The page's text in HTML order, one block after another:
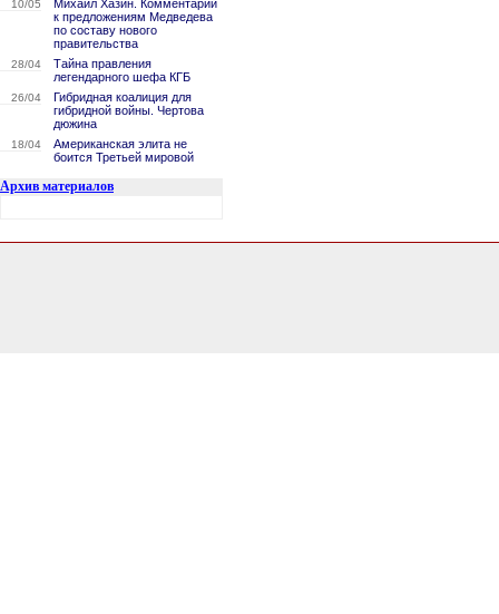
10/05
Михаил Хазин. Комментарий
к предложениям Медведева
по составу нового
правительства
28/04
Тайна правления
легендарного шефа КГБ
26/04
Гибридная коалиция для
гибридной войны. Чертова
дюжина
18/04
Американская элита не
боится Третьей мировой
Архив материалов